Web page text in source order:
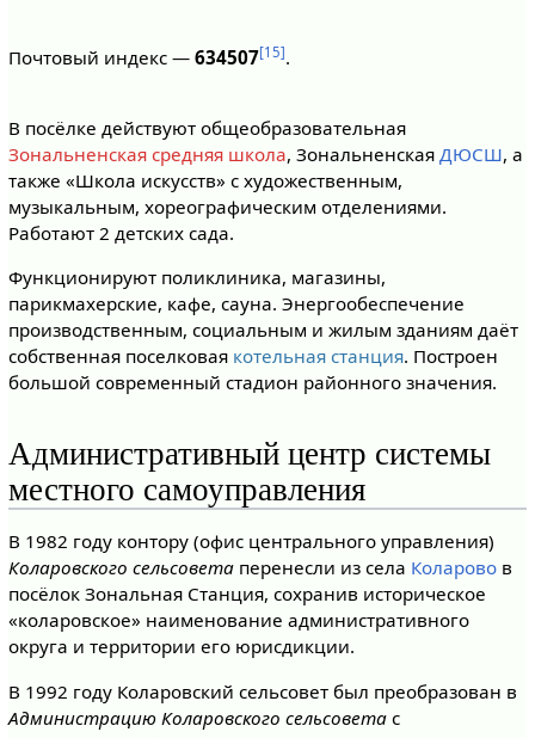
Почтовый индекс — 634507[15].
В посёлке действуют общеобразовательная
Зональненская средняя школа, Зональненская ДЮСШ, а
также «Школа искусств» с художественным,
музыкальным, хореографическим отделениями.
Работают 2 детских сада.
Функционируют поликлиника, магазины,
парикмахерские, кафе, сауна. Энергообеспечение
производственным, социальным и жилым зданиям даёт
собственная поселковая котельная станция. Построен
большой современный стадион районного значения.
Административный центр системы
местного самоуправления
В 1982 году контору (офис центрального управления)
Коларовского сельсоветаперенесли из села Коларовов
посёлок Зональная Станция, сохранив историческое
«коларовское» наименование административного
округа и территории его юрисдикции.
В 1992 году Коларовский сельсовет был преобразован в
Администрацию Коларовского сельсоветас